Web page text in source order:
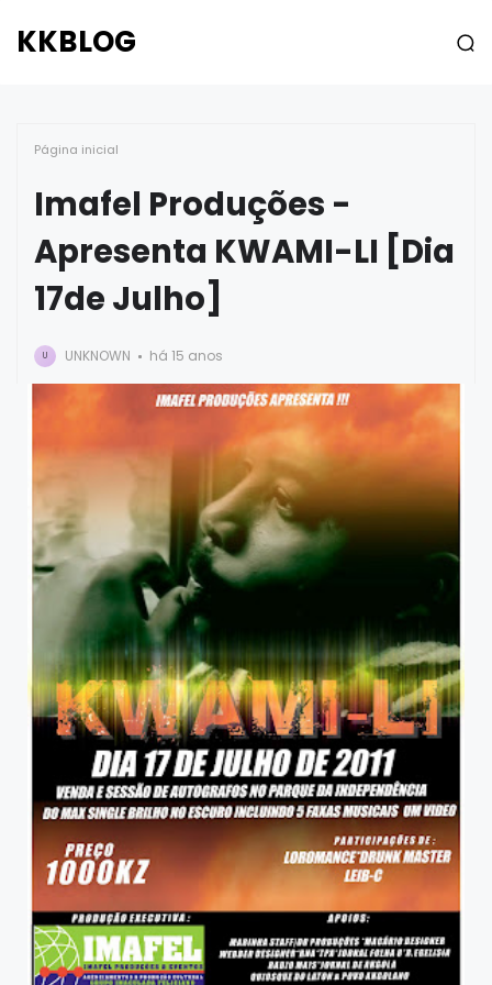
KKBLOG
Página inicial
Imafel Produções -
Apresenta KWAMI-LI [Dia
17de Julho]
U UNKNOWN há 15 anos